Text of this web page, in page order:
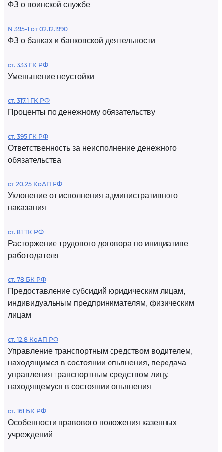
ФЗ о воинской службе
N 395-1 от 02.12.1990
ФЗ о банках и банковской деятельности
ст. 333 ГК РФ
Уменьшение неустойки
ст. 317.1 ГК РФ
Проценты по денежному обязательству
ст. 395 ГК РФ
Ответственность за неисполнение денежного
обязательства
ст 20.25 КоАП РФ
Уклонение от исполнения административного
наказания
ст. 81 ТК РФ
Расторжение трудового договора по инициативе
работодателя
ст. 78 БК РФ
Предоставление субсидий юридическим лицам,
индивидуальным предпринимателям, физическим
лицам
ст. 12.8 КоАП РФ
Управление транспортным средством водителем,
находящимся в состоянии опьянения, передача
управления транспортным средством лицу,
находящемуся в состоянии опьянения
ст. 161 БК РФ
Особенности правового положения казенных
учреждений